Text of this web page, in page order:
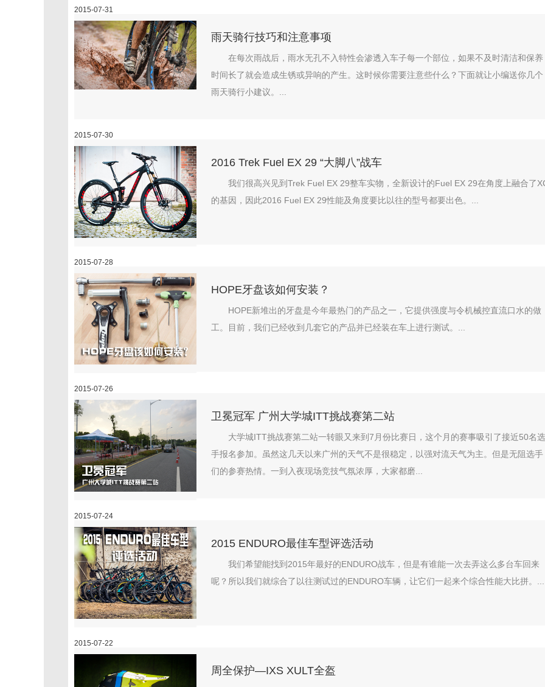
2015-07-31
雨天骑行技巧和注意事项
在每次雨战后，雨水无孔不入特性会渗透入车子每一个部位，如果不及时清洁和保养
时间长了就会造成生锈或异响的产生。这时候你需要注意些什么？下面就让小编送你几个
雨天骑行小建议。...
2015-07-30
2016 Trek Fuel EX 29 “大脚八”战车
我们很高兴见到Trek Fuel EX 29整车实物，全新设计的Fuel EX 29在角度上融合了
的基因，因此2016 Fuel EX 29性能及角度要比以往的型号都要出色。...
2015-07-28
HOPE牙盘该如何安装？
HOPE新堆出的牙盘是今年最热门的产品之一，它提供强度与令机械控直流口水的做
工。目前，我们已经收到几套它的产品并已经装在车上进行测试。...
2015-07-26
卫冕冠军 广州大学城ITT挑战赛第二站
大学城ITT挑战赛第二站一转眼又来到7月份比赛日，这个月的赛事吸引了接近50名选
手报名参加。虽然这几天以来广州的天气不是很稳定，以强对流天气为主。但是无阻选手
们的参赛热情。一到入夜现场竞技气氛浓厚，大家都磨...
2015-07-24
2015 ENDURO最佳车型评选活动
我们希望能找到2015年最好的ENDURO战车，但是有谁能一次去弄这么多台车回来
呢？所以我们就综合了以往测试过的ENDURO车辆，让它们一起来个综合性能大比拼。...
2015-07-22
周全保护—IXS XULT全盔